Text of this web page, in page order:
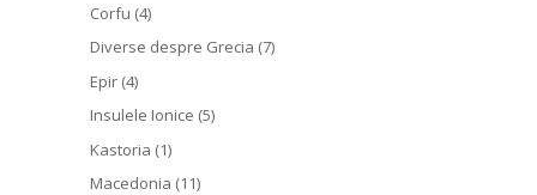
Corfu (4)
Diverse despre Grecia (7)
Epir(4)
Insulele Ionice (5)
Kastoria (1)
Macedonia (11)